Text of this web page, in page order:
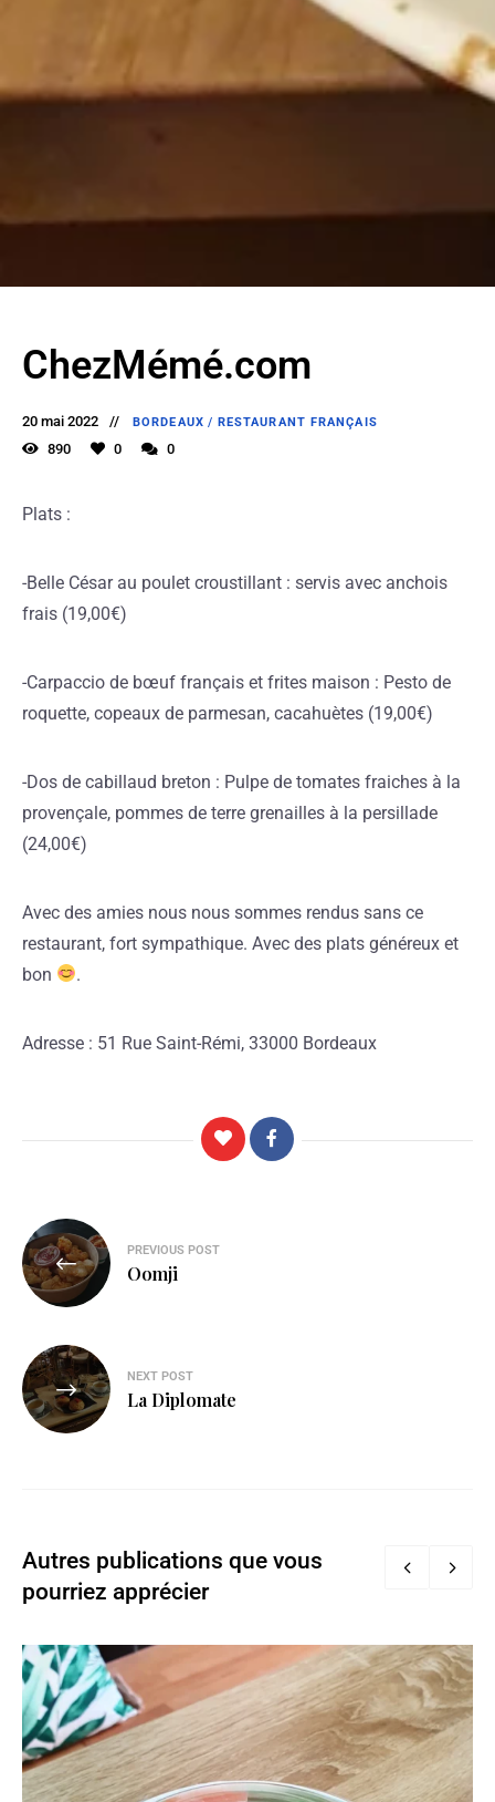
ChezMémé.com
20 mai 2022 BORDEAUX / RESTAURANT FRANÇAIS
890 0 0
Plats :
-Belle César au poulet croustillant : servis avec anchois
frais (19,00€)
-Carpaccio de bœuf français et frites maison : Pesto de
roquette, copeaux de parmesan, cacahuètes (19,00€)
-Dos de cabillaud breton : Pulpe de tomates fraiches à la
provençale, pommes de terre grenailles à la persillade
(24,00€)
Avec des amies nous nous sommes rendus sans ce
restaurant, fort sympathique. Avec des plats généreux et
bon
.
Adresse : 51 Rue Saint-Rémi, 33000 Bordeaux
PREVIOUS POST
Oomji
NEXT POST
La Diplomate
Autres publications que vous
pourriez apprécier